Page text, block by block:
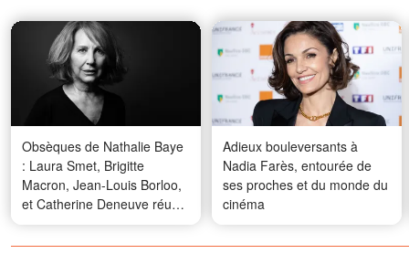
Obsèques de Nathalie Baye
: Laura Smet, Brigitte
Macron, Jean-Louis Borloo,
et Catherine Deneuve réunis
pour un dernier adieu
Adieux bouleversants à
Nadia Farès, entourée de
ses proches et du monde du
cinéma